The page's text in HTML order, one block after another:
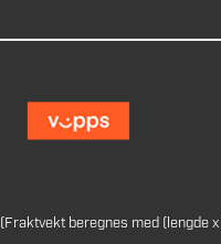
(Fraktvekt beregnes med (lengde